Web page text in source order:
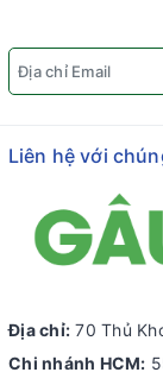
Liên hệ với
Địa chỉ: 70 Thủ
Chi nhánh HCM: